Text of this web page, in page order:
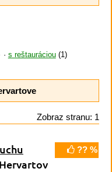
s reštauráciou(1)
Zobraz stranu: 1
?? %